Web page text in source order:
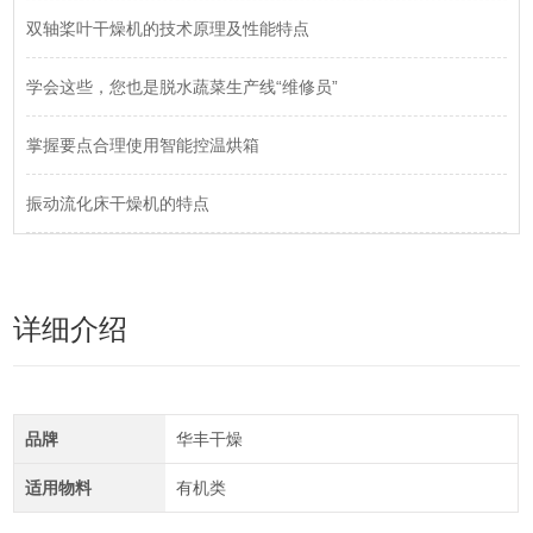
双轴桨叶干燥机的技术原理及性能特点
学会这些，您也是脱水蔬菜生产线“维修员”
掌握要点合理使用智能控温烘箱
振动流化床干燥机的特点
详细介绍
品牌 华丰干燥
适用物料 有机类